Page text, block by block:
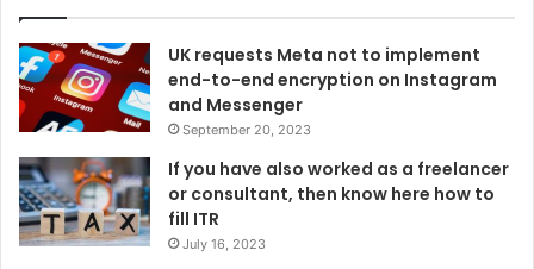
UK requests Meta not to implement
end-to-end encryption on Instagram
and Messenger
September 20, 2023
If you have also worked as a freelancer
or consultant, then know here how to
fill ITR
July 16, 2023